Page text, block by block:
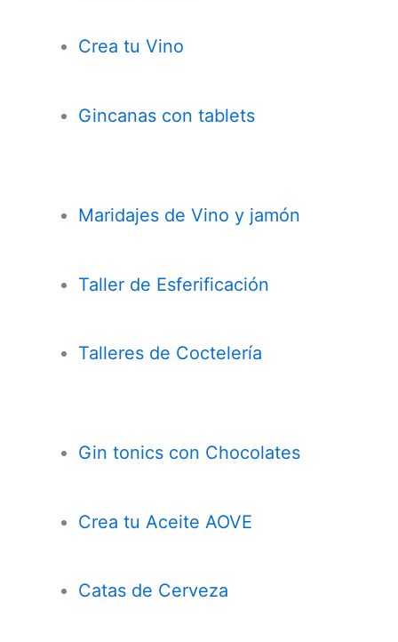
Crea tu Vino
Gincanas con tablets
Maridajes de Vino y jamón
Taller de Esferificación
Talleres de Coctelería
Gin tonics con Chocolates
Crea tu Aceite AOVE
Catas de Cerveza